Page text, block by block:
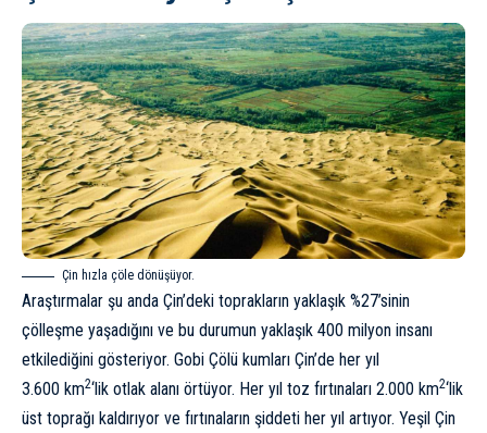
Çin hızla çöle dönüşüyor.
Araştırmalar şu anda Çin’deki toprakların yaklaşık %27’sinin
çölleşme yaşadığını ve bu durumun yaklaşık 400 milyon insanı
etkilediğini gösteriyor. Gobi Çölü kumları Çin’de her yıl
3.600 km2‘lik otlak alanı örtüyor. Her yıl toz fırtınaları 2.000 km2‘lik
üst toprağı kaldırıyor ve fırtınaların şiddeti her yıl artıyor. Yeşil Çin